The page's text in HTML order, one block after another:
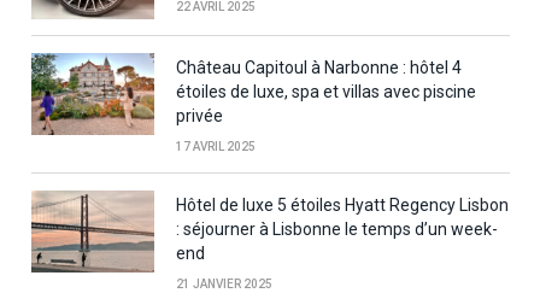
22 AVRIL 2025
Château Capitoul à Narbonne : hôtel 4
étoiles de luxe, spa et villas avec piscine
privée
17 AVRIL 2025
Hôtel de luxe 5 étoiles Hyatt Regency Lisbon
: séjourner à Lisbonne le temps d’un week-
end
21 JANVIER 2025